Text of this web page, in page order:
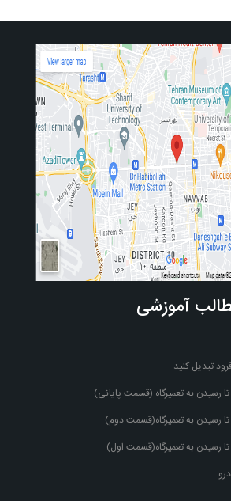
آموزشی
تبدیل کنید
رسیدن به تعمیرگاه (قسمت پایانی)
رسیدن به تعمیرگاه(قسمت دوم)
رسیدن به تعمیرگاه(قسمت اول)